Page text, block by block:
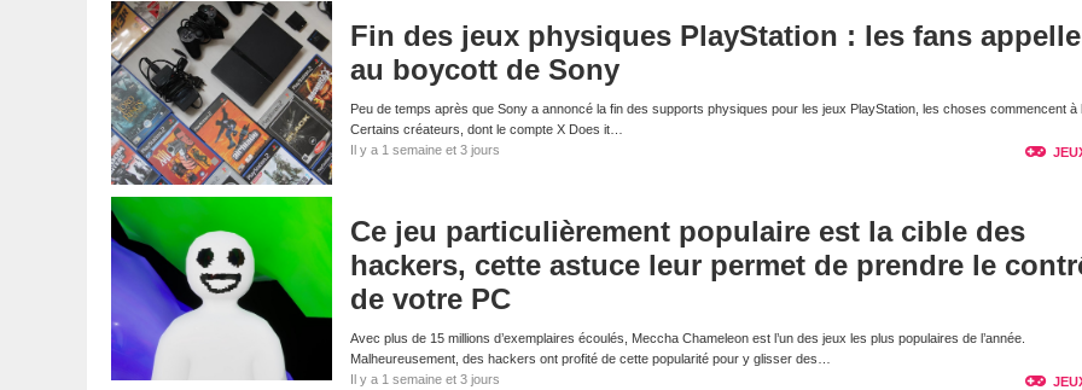
Fin des jeux physiques PlayStation : les fans
au boycott de Sony
Peu de temps après que Sony a annoncé la fin des supports physiques pour les jeux PlayStation, les choses commencent à
Certains créateurs, dont le compte X Does it…
Il y a 1 semaine et 3 jours
Ce jeu particulièrement populaire est la cible des
hackers, cette astuce leur permet de prendre le
de votre PC
Avec plus de 15 millions d’exemplaires écoulés, Meccha Chameleon est l’un des jeux les plus populaires de l’année.
Malheureusement, des hackers ont profité de cette popularité pour y glisser des…
Il y a 1 semaine et 3 jours